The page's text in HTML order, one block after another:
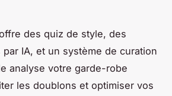
des quiz de style, des
par IA, et un système de curation
analyse votre garde-robe
les doublons et optimiser vos